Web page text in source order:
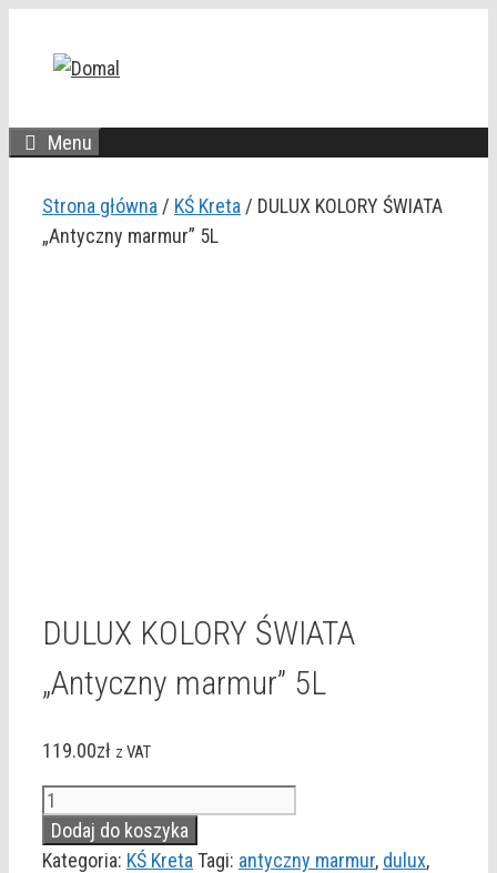
Menu
Strona główna / KŚ Kreta / DULUX KOLORY ŚWIATA
„Antyczny marmur” 5L
DULUX KOLORY ŚWIATA
„Antyczny marmur” 5L
119.00zł z VAT
ilość
DULUX
KOLORY
Dodaj do koszyka
Kategoria: KŚ Kreta Tagi: antyczny marmur, dulux,